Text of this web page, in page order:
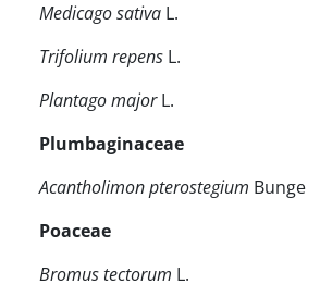
Medicago sativa L.
Trifolium repens L.
Plantago majorL.
Plumbaginaceae
Acantholimon pterostegium Bunge
Poaceae
Bromus tectorum L.